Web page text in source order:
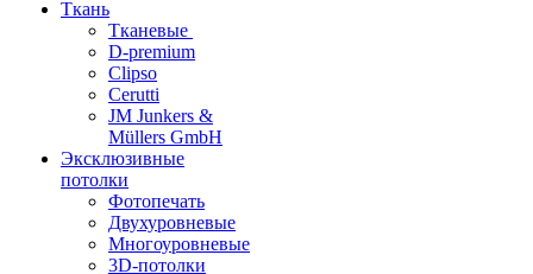
Ткань
Тканевые
D-premium
Clipso
Cerutti
JM Junkers &
Müllers GmbH
Эксклюзивные
потолки
Фотопечать
Двухуровневые
Многоуровневые
3D-потолки